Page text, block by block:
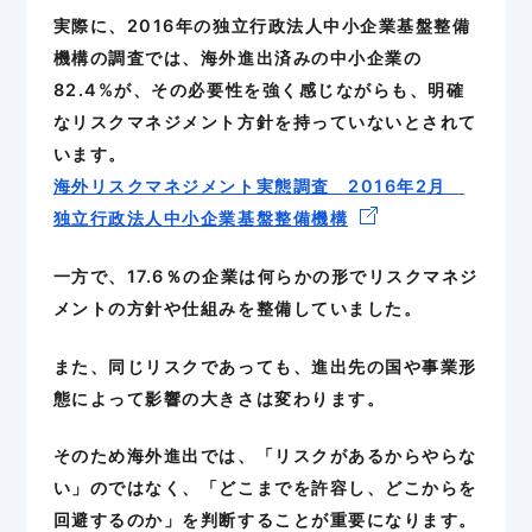
実際に、2016年の独立行政法人中小企業基盤整備
機構の調査では、海外進出済みの中小企業の
82.4%が、その必要性を強く感じながらも、明確
なリスクマネジメント方針を持っていないとされて
います。
海外リスクマネジメント実態調査 2016年2月
独立行政法人中小企業基盤整備機構
一方で、17.6％の企業は何らかの形でリスクマネジ
メントの方針や仕組みを整備していました。
また、同じリスクであっても、進出先の国や事業形
態によって影響の大きさは変わります。
そのため海外進出では、「リスクがあるからやらな
い」のではなく、「どこまでを許容し、どこからを
回避するのか」を判断することが重要になります。